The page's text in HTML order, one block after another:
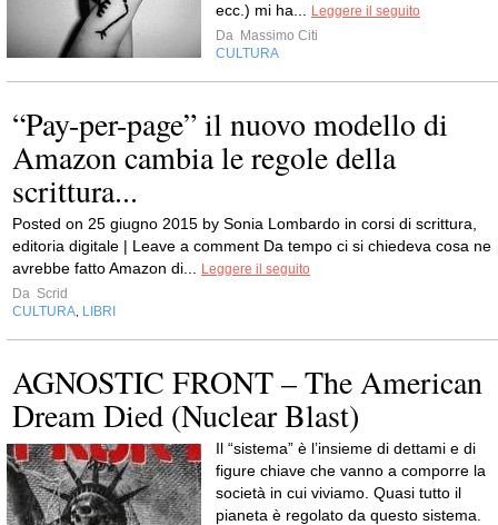
ecc.) mi ha...
Leggere il seguito
Da Massimo Citi
CULTURA
“Pay-per-page” il nuovo modello di
Amazon cambia le regole della
scrittura...
Posted on 25 giugno 2015 by Sonia Lombardo in corsi di scrittura,
editoria digitale | Leave a comment Da tempo ci si chiedeva cosa ne
avrebbe fatto Amazon di...
Leggere il seguito
Da Scrid
CULTURA LIBRI
AGNOSTIC FRONT – The American
Dream Died (Nuclear Blast)
Il “sistema” è l’insieme di dettami e di
figure chiave che vanno a comporre la
società in cui viviamo. Quasi tutto il
pianeta è regolato da questo sistema.